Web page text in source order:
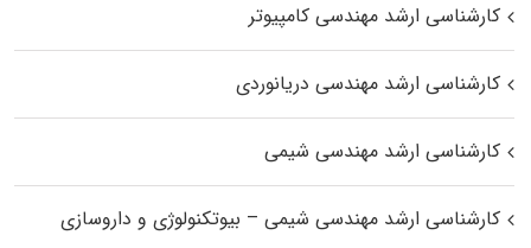
کارشناسی ارشد مهندسی کامپیوتر
کارشناسی ارشد مهندسی دریانوردی
کارشناسی ارشد مهندسی شیمی
کارشناسی ارشد مهندسی شیمی – بیوتکنولوژی و داروسازی